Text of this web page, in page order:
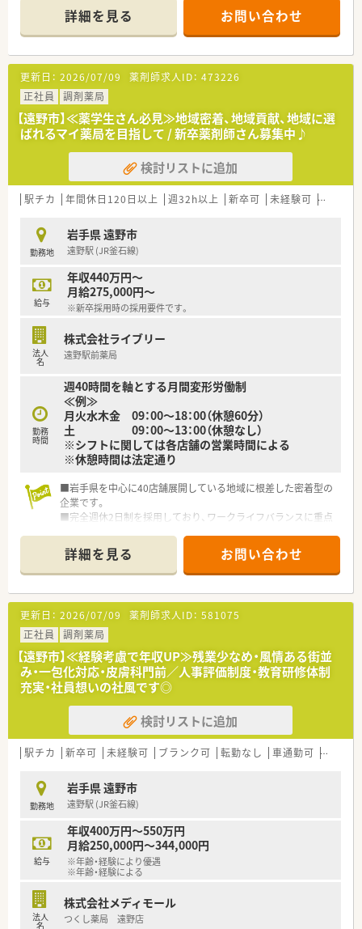
■残業も少ないことや、1時間単位の時間有給制度や子育て支援
制度もあるため、子育て世帯の薬剤師さんも安心して働くことが
出来る環境です。
■新人・若手向けの研修は勿論、管理職のステップアップのため
の研修やe-Learningの受講割引制度など、教育制度も充実して
います。
詳細を見る お問い合わせ
更新日： 2026/07/09 薬剤師求人ID： 473226
正社員
調剤薬局
【遠野市】≪薬学生さん必見≫地域密着、地域貢献、地域に選
ばれるマイ薬局を目指して / 新卒薬剤師さん募集中♪
検討リストに追加
駅チカ 年間休日120日以上 週32h以上 新卒可 未経験可 ブラン
勤務地
岩手県 遠野市
遠野駅 (JR釜石線)
給与
年収440万円～
月給275,000円～
※新卒採用時の採用要件です。
法人
名
株式会社ライブリー
遠野駅前薬局
勤務
時間
週40時間を軸とする月間変形労働制
≪例≫
月火水木金 09：00～18：00（休憩60分）
土 09：00～13：00（休憩なし）
※シフトに関しては各店舗の営業時間による
※休憩時間は法定通り
■岩手県を中心に40店舗展開している地域に根差した密着型の
企業です。
■完全週休2日制を採用しており、ワークライフバランスに重点
■新卒採用も積極的に行っており、若手も活躍できる環境は整っ
ております。
■教育制度は集合研修やEラーニングを活用しております。
詳細を見る お問い合わせ
更新日： 2026/07/09 薬剤師求人ID： 581075
正社員
調剤薬局
【遠野市】≪経験考慮で年収UP≫残業少なめ・風情ある街並
み・一包化対応・皮膚科門前／人事評価制度・教育研修体制
充実・社員想いの社風です◎
検討リストに追加
駅チカ 新卒可 未経験可 ブランク可 転勤なし 車通勤可 寮・借
勤務地
岩手県 遠野市
遠野駅 (JR釜石線)
給与
年収400万円～550万円
月給250,000円～344,000円
※年齢・経験により優遇
※年齢・経験による
法人
名
株式会社メディモール
つくし薬局 遠野店